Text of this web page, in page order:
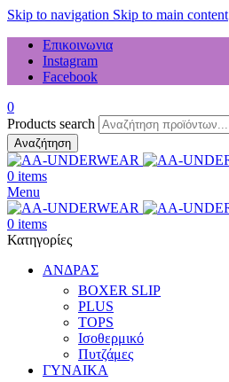
Skip to navigation Skip to main content
Επικοινωνια
Instagram
Facebook
0
Products search
Αναζήτηση
0 items
Menu
0 items
Κατηγορίες
ΑΝΔΡΑΣ
BOXER SLIP
PLUS
TOPS
Ισοθερμικό
Πυτζάμες
ΓΥΝΑΙΚΑ